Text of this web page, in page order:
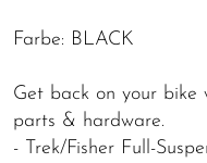
Farbe: BLACK
Get back on your bike
parts & hardware.
- Trek/Fisher Full-